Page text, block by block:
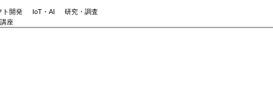
ト開発 IoT・AI
研究・調査
座